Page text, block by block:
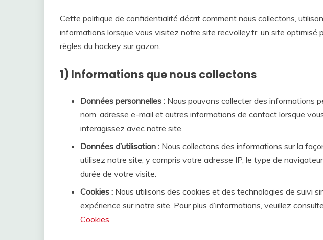
Cette politique de confidentialité décrit comment nous collectons,
informations lorsque vous visitez notre site recvolley.fr, un site optimisé
règles du hockey sur gazon.
1) Informations que nous collectons
Données personnelles : Nous pouvons collecter des informations
nom, adresse e-mail et autres informations de contact lorsque
interagissez avec notre site.
Données d’utilisation : Nous collectons des informations sur la
utilisez notre site, y compris votre adresse IP, le type de
durée de votre visite.
Cookies : Nous utilisons des cookies et des technologies de suivi
expérience sur notre site. Pour plus d’informations, veuillez
Cookies